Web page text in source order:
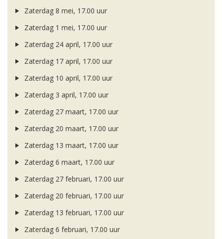
Zaterdag 8 mei, 17.00 uur
Zaterdag 1 mei, 17.00 uur
Zaterdag 24 april, 17.00 uur
Zaterdag 17 april, 17.00 uur
Zaterdag 10 april, 17.00 uur
Zaterdag 3 april, 17.00 uur
Zaterdag 27 maart, 17.00 uur
Zaterdag 20 maart, 17.00 uur
Zaterdag 13 maart, 17.00 uur
Zaterdag 6 maart, 17.00 uur
Zaterdag 27 februari, 17.00 uur
Zaterdag 20 februari, 17.00 uur
Zaterdag 13 februari, 17.00 uur
Zaterdag 6 februari, 17.00 uur